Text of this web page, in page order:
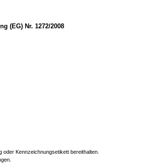
(EG) Nr. 1272/2008
Kennzeichnungsetikett bereithalten.